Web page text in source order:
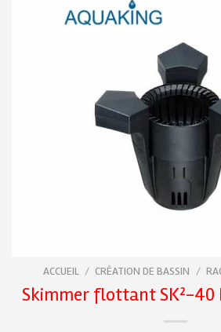
ACCUEIL / CRÉATION DE BASSIN /
Skimmer flottant SK²-40